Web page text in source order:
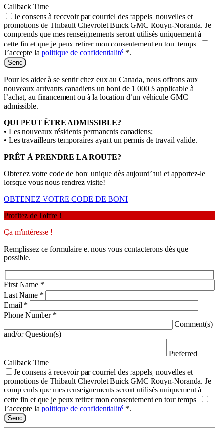
Callback Time
Je consens à recevoir par courriel des rappels, nouvelles et
promotions de Thibault Chevrolet Buick GMC Rouyn-Noranda. Je
comprends que mes renseignements seront utilisés uniquement à
cette fin et que je peux retirer mon consentement en tout temps.
J’accepte la politique de confidentialité *.
Pour les aider à se sentir chez eux au Canada, nous offrons aux
nouveaux arrivants canadiens un boni de 1 000 $ applicable à
l’achat, au financement ou à la location d’un véhicule GMC
admissible.
QUI PEUT ÊTRE ADMISSIBLE?
• Les nouveaux résidents permanents canadiens;
• Les travailleurs temporaires ayant un permis de travail valide.
PRÊT À PRENDRE LA ROUTE?
Obtenez votre code de boni unique dès aujourd’hui et apportez-le
lorsque vous nous rendrez visite!
OBTENEZ VOTRE CODE DE BONI
Profitez de l'offre !
Ça m'intéresse !
Remplissez ce formulaire et nous vous contacterons dès que
possible.
First Name *
Last Name *
Email *
Phone Number *
Comment(s)
and/or Question(s)
Preferred
Callback Time
Je consens à recevoir par courriel des rappels, nouvelles et
promotions de Thibault Chevrolet Buick GMC Rouyn-Noranda. Je
comprends que mes renseignements seront utilisés uniquement à
cette fin et que je peux retirer mon consentement en tout temps.
J’accepte la politique de confidentialité *.